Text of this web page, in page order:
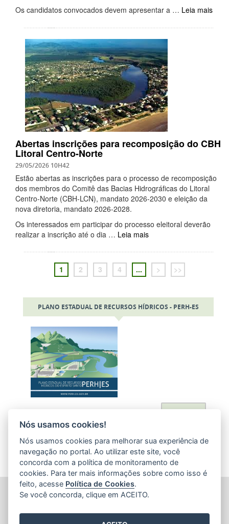
Os candidatos convocados devem apresentar a … Leia mais
Abertas inscrições para recomposição do CBH
Litoral Centro-Norte
29/05/2026 10H42
Estão abertas as inscrições para o processo de recomposição
dos membros do Comitê das Bacias Hidrográficas do Litoral
Centro-Norte (CBH-LCN), mandato 2026-2030 e eleição da
nova diretoria, mandato 2026-2028.
Os interessados em participar do processo eleitoral deverão
realizar a inscrição até o dia … Leia mais
1 2 3 4 ... > >>
PLANO ESTADUAL DE RECURSOS HÍDRICOS - PERH-ES
Acessar
AGÊNCIA ESTADUAL DE RECURSOS HÍDRICOS (AGERH)
(Acesso pela Rua Dep. Nelson Monteiro) - Centro
Nós usamos cookies!
Nós usamos cookies para melhorar sua experiência de
navegação no portal. Ao utilizar este site, você
concorda com a política de monitoramento de
cookies. Para ter mais informações sobre como isso é
feito, acesse Política de Cookies.
Se você concorda, clique em ACEITO.